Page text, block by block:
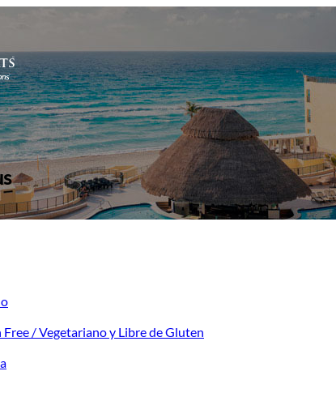
/ Vegetariano y Libre de Gluten